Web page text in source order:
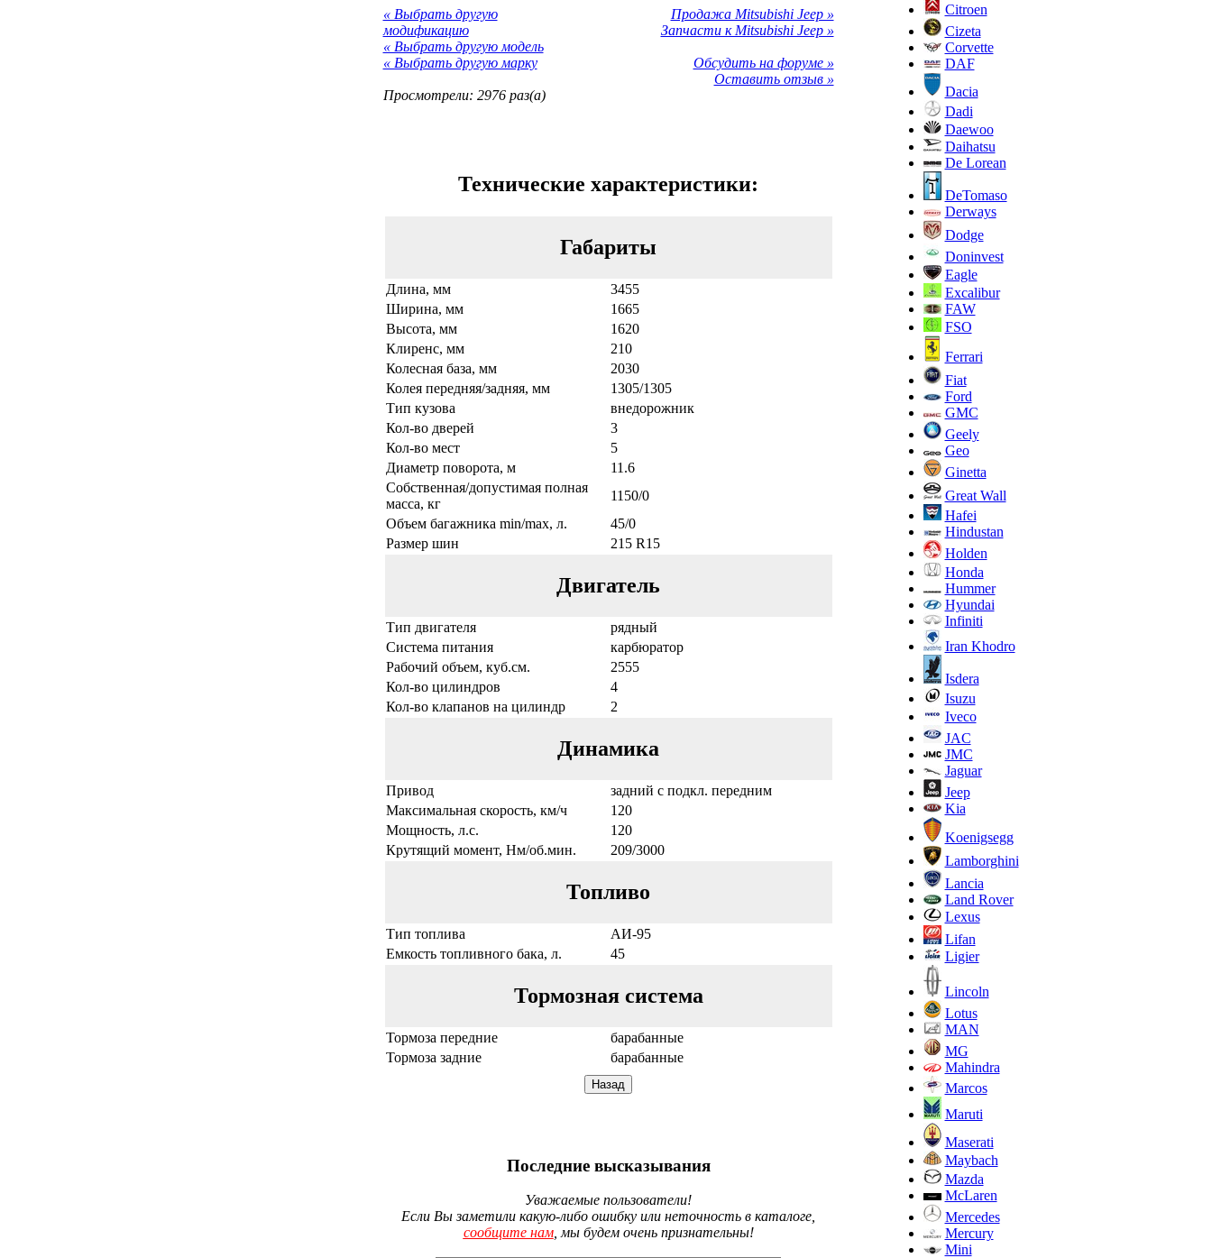
« Выбрать другую
модификацию
« Выбрать другую модель
« Выбрать другую марку
Просмотрели: 2976 раз(а)
Продажа Mitsubishi Jeep »
Запчасти к Mitsubishi Jeep »
Обсудить на форуме »
Оставить отзыв »
Технические характеристики:
Габариты
Длина, мм
3455
Ширина, мм
1665
Высота, мм
1620
Клиренс, мм
210
Колесная база, мм
2030
Колея передняя/задняя, мм
1305/1305
Тип кузова
внедорожник
Кол-во дверей
3
Кол-во мест
5
Диаметр поворота, м
11.6
Собственная/допустимая полная
масса, кг
1150/0
Объем багажника min/max, л.
45/0
Размер шин
215 R15
Двигатель
Тип двигателя
рядный
Система питания
карбюратор
Рабочий объем, куб.см.
2555
Кол-во цилиндров
4
Кол-во клапанов на цилиндр
2
Динамика
Привод
задний с подкл. передним
Максимальная скорость, км/ч
120
Мощность, л.с.
120
Крутящий момент, Нм/об.мин.
209/3000
Топливо
Тип топлива
АИ-95
Емкость топливного бака, л.
45
Тормозная система
Тормоза передние
барабанные
Тормоза задние
барабанные
Последние высказывания
Уважаемые пользователи!
Если Вы заметили какую-либо ошибку или неточность в каталоге,
сообщите нам, мы будем очень признательны!
Citroen
Cizeta
Corvette
DAF
Dacia
Dadi
Daewoo
Daihatsu
De Lorean
DeTomaso
Derways
Dodge
Doninvest
Eagle
Excalibur
FAW
FSO
Ferrari
Fiat
Ford
GMC
Geely
Geo
Ginetta
Great Wall
Hafei
Hindustan
Holden
Honda
Hummer
Hyundai
Infiniti
Iran Khodro
Isdera
Isuzu
Iveco
JAC
JMC
Jaguar
Jeep
Kia
Koenigsegg
Lamborghini
Lancia
Land Rover
Lexus
Lifan
Ligier
Lincoln
Lotus
MAN
MG
Mahindra
Marcos
Maruti
Maserati
Maybach
Mazda
McLaren
Mercedes
Mercury
Mini